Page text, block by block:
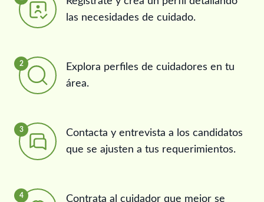
las necesidades de cuidado.
2
Explora perfiles de cuidadores en tu
área.
3
Contacta y entrevista a los candidatos
que se ajusten a tus requerimientos.
4 Contrata al cuidador que mejor se